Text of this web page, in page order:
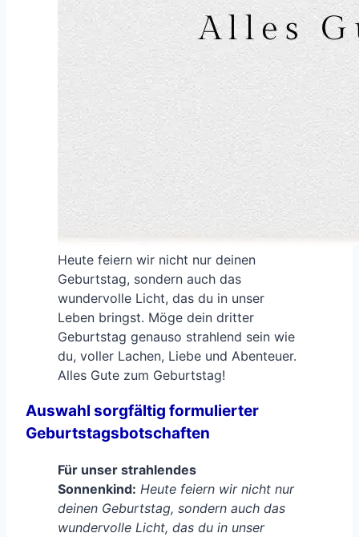
Heute feiern wir nicht nur deinen
Geburtstag, sondern auch das
wundervolle Licht, das du in unser
Leben bringst. Möge dein dritter
Geburtstag genauso strahlend sein wie
du, voller Lachen, Liebe und Abenteuer.
Alles Gute zum Geburtstag!
Auswahl sorgfältig formulierter
Geburtstagsbotschaften
Für unser strahlendes
Sonnenkind: Heute feiern wir nicht nur
deinen Geburtstag, sondern auch das
wundervolle Licht, das du in unser